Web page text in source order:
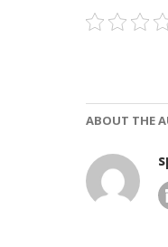
ABOUT THE